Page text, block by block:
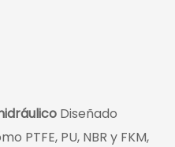
Diseñado
PU, ​​NBR y FKM,